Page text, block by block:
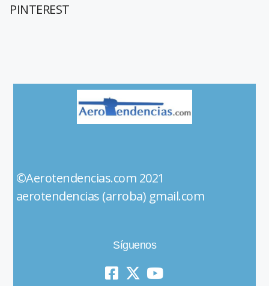
PINTEREST
©Aerotendencias.com 2021
aerotendencias (arroba) gmail.com
Síguenos